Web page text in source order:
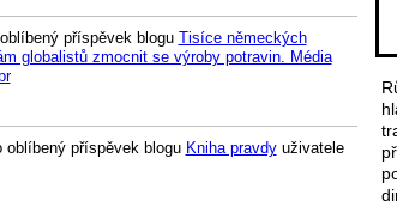
příspěvek blogu Tisíce německých
globalistů zmocnit se výroby potravin. Média
oblíbený příspěvek blogu Kniha pravdyuživatele